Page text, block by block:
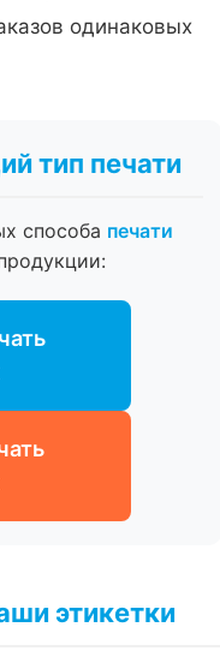
одинаковых
тип печати
способа печати
этикетки